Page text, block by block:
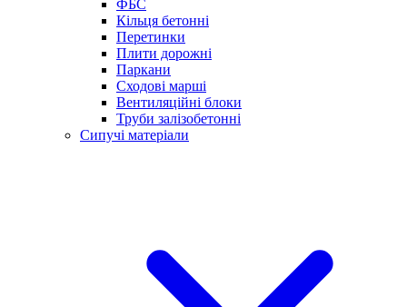
ФБС
Кільця бетонні
Перетинки
Плити дорожні
Паркани
Сходові марші
Вентиляційні блоки
Труби залізобетонні
Сипучі матеріали